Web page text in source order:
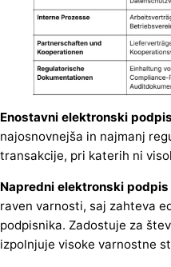
Enostavni elektronski
najosnovnejša in najmanj
transakcije, pri katerih ni
Napredni elektronski podpis
raven varnosti, saj zahteva
podpisnika. Zadostuje za
izpolnjuje visoke varnostne